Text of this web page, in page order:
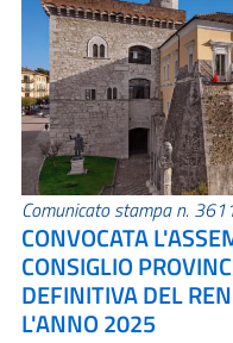
Comunicato stampa n.
CONVOCATA
CONSIGLIO
DEFINITIVA DEL
L'ANNO 2025